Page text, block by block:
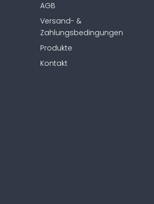
AGB
Versand- &
Zahlungsbedingungen
Produkte
Kontakt